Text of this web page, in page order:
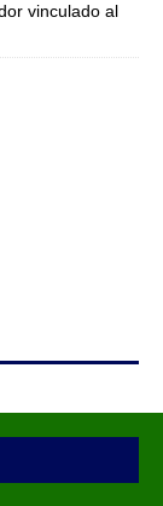
vinculado al